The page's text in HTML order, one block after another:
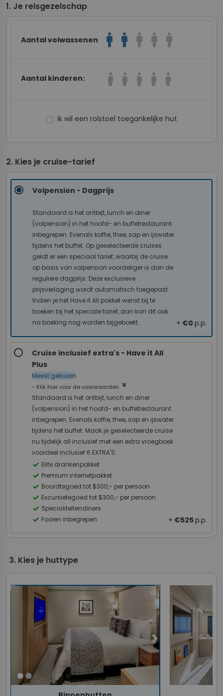
Je reisgezelschap
Aantal volwassenen man man man man man
Aantal kinderen: boy boy boy boy boy
ik wil een rolstoel toegankelijke hut
Kies je cruise-tarief
+ €0 p.p.
Volpension - Dagprijs
Standaard is het ontbijt, lunch en diner
(volpension) in het hoofd- en buffetrestaurant
inbegrepen. Evenals koffie, thee, sap en ijswater
tijdens het buffet. Op geselecteerde cruises
geldt er een speciaal tarief, waarbij de cruise
op basis van volpension voordeliger is dan de
reguliere dagprijs. Deze exclusieve
prijsverlaging wordt automatisch toegepast.
Indien je het Have it All pakket wenst bij te
boeken bij het speciale tarief, dan kan dit ook
na boeking nog worden bijgeboekt.
+ €525p.p.
Cruise inclusief extra's - Have it All
Plus
Meest gekozen
- Klik hier voor de voorwaarden keyboard_double_arrow_down
Standaard is het ontbijt, lunch en diner
(volpension) in het hoofd- en buffetrestaurant
inbegrepen. Evenals koffie, thee, sap en ijswater
tijdens het buffet. Maak je geselecteerde cruise
nu tijdelijk all inclusief met een extra vroegboek
voordeel inclusief 6 EXTRA'S.
check Elite drankenpakket
check Premium internetpakket
check Boordtegoed tot $300,- per persoon
check Excursietegoed tot $300,- per persoon
check Specialiteitendiners
check Fooien inbegrepen
Kies je huttype
chevron_right